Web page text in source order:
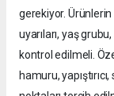
gerekiyor.
uyarıları, yaş
kontrol edilmeli.
hamuru,